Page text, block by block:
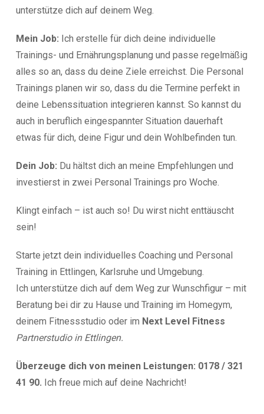
unterstütze dich auf deinem Weg.
Mein Job: Ich erstelle für dich deine individuelle
Trainings- und Ernährungsplanung und passe regelmäßig
alles so an, dass du deine Ziele erreichst. Die Personal
Trainings planen wir so, dass du die Termine perfekt in
deine Lebenssituation integrieren kannst. So kannst du
auch in beruflich eingespannter Situation dauerhaft
etwas für dich, deine Figur und dein Wohlbefinden tun.
Dein Job: Du hältst dich an meine Empfehlungen und
investierst in zwei Personal Trainings pro Woche.
Klingt einfach – ist auch so! Du wirst nicht enttäuscht
sein!
Starte jetzt dein individuelles Coaching und Personal
Training in Ettlingen, Karlsruhe und Umgebung.
Ich unterstütze dich auf dem Weg zur Wunschfigur – mit
Beratung bei dir zu Hause und Training im Homegym,
deinem Fitnessstudio oder im Next Level Fitness
Partnerstudio in Ettlingen.
Überzeuge dich von meinen Leistungen: 0178 / 321
41 90. Ich freue mich auf deine Nachricht!